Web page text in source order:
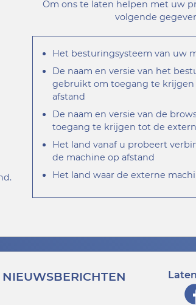
Om ons te laten helpen met uw
volgende
Het besturingsysteem van uw
De naam en versie van het
gebruikt om toegang te
afstand
De naam en versie van de
toegang te krijgen tot de
Het land vanaf u probeert
de machine op afstand
Het land waar de externe